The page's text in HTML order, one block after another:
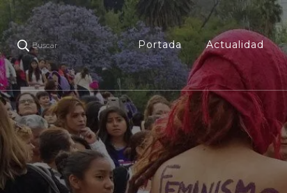
Buscar Portada Actualidad